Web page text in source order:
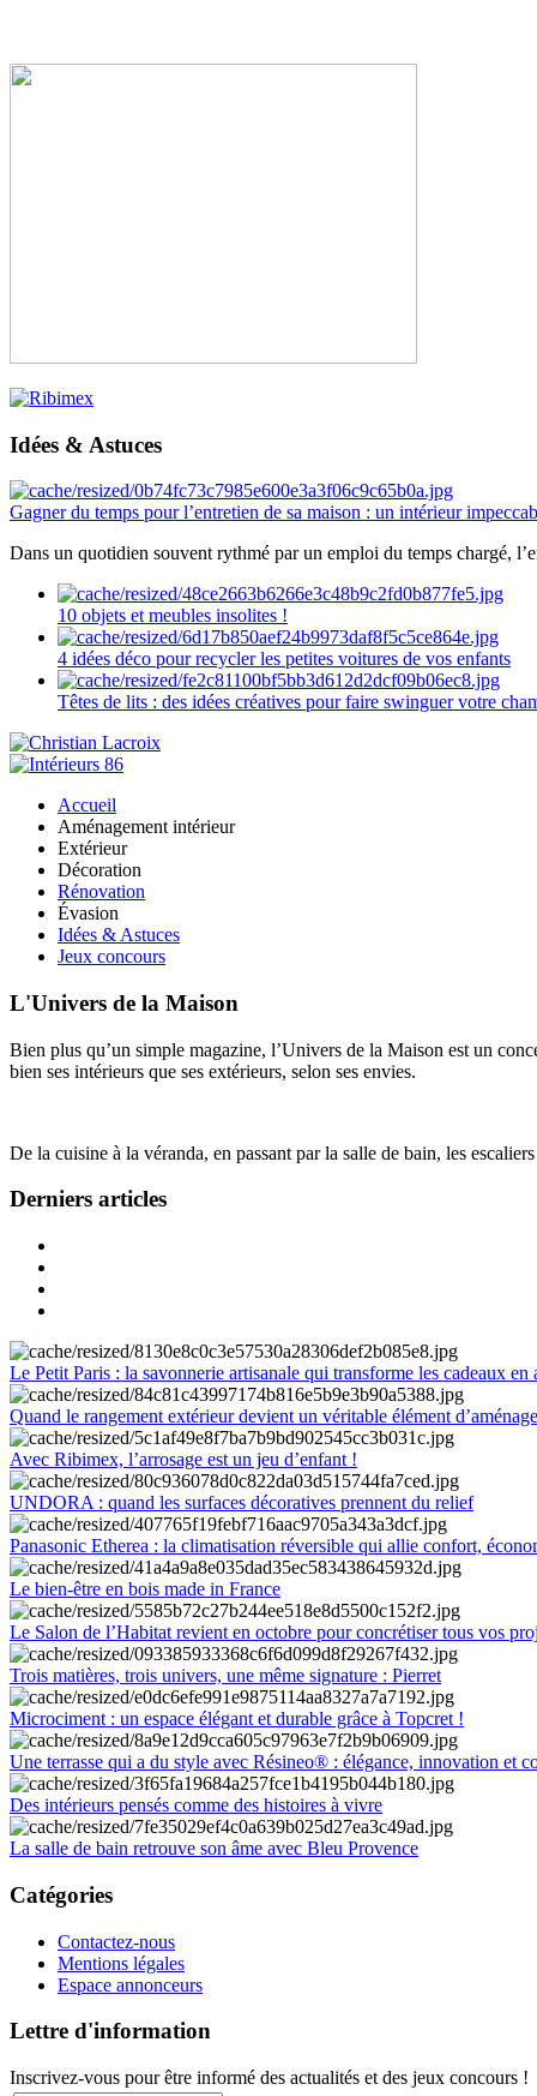
Idées & Astuces
Gagner du temps pour l’entretien de sa maison : un intérieur
Dans un quotidien souvent rythmé par un emploi du temps chargé,
10 objets et meubles insolites !
4 idées déco pour recycler les petites voitures de vos enfants
Têtes de lits : des idées créatives pour faire swinguer votre
Accueil
Aménagement intérieur
Extérieur
Décoration
Rénovation
Évasion
Idées & Astuces
Jeux concours
L'Univers de la Maison
Bien plus qu’un simple magazine, l’Univers de la Maison est un
bien ses intérieurs que ses extérieurs, selon ses envies.
De la cuisine à la véranda, en passant par la salle de bain, les
Derniers articles
Le Petit Paris : la savonnerie artisanale qui transforme les cadeaux en
Quand le rangement extérieur devient un véritable élément
Avec Ribimex, l’arrosage est un jeu d’enfant !
UNDORA : quand les surfaces décoratives prennent du relief
Panasonic Etherea : la climatisation réversible qui allie confort,
Le bien-être en bois made in France
Le Salon de l’Habitat revient en octobre pour concrétiser tous vos
Trois matières, trois univers, une même signature : Pierret
Microciment : un espace élégant et durable grâce à Topcret !
Une terrasse qui a du style avec Résineo® : élégance, innovation et
Des intérieurs pensés comme des histoires à vivre
La salle de bain retrouve son âme avec Bleu Provence
Catégories
Contactez-nous
Mentions légales
Espace annonceurs
Lettre d'information
Inscrivez-vous pour être informé des actualités et des jeux concours !